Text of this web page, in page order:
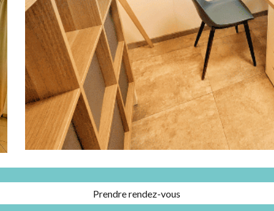
Prendre rendez-vous